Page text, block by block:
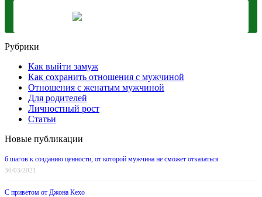
Рубрики
Как выйти замуж
Как сохранить отношения с мужчиной
Отношения с женатым мужчиной
Для родителей
Личностный рост
Статьи
Новые публикации
6 шагов к созданию ценности, от которой мужчина не сможет отказаться
30/03/2021
С приветом от Джона Кехо